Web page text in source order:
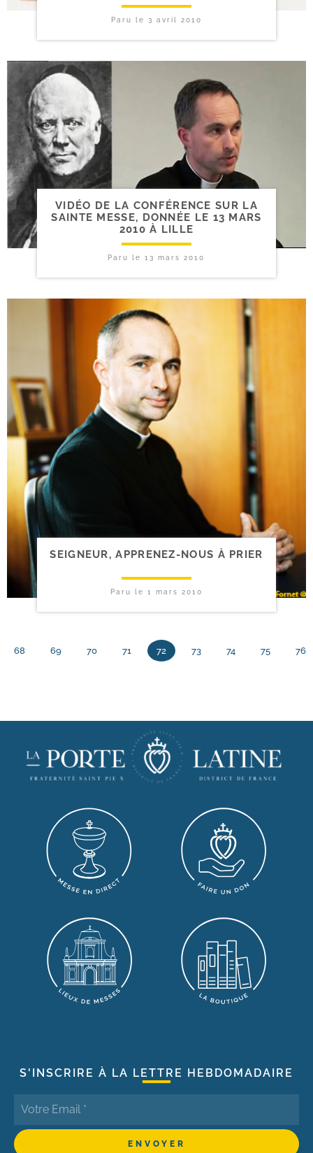
Paru le 3 avril 2010
VIDÉO DE LA CONFÉRENCE SUR LA
SAINTE MESSE, DONNÉE LE 13 MARS
2010 À LILLE
Paru le13 mars 2010
SEIGNEUR, APPRENEZ-​NOUS À PRIER
Paru le 1 mars 2010
68 69 70 71 72 73 74 75 76
S'INSCRIRE À LA LETTRE HEBDOMADAIRE